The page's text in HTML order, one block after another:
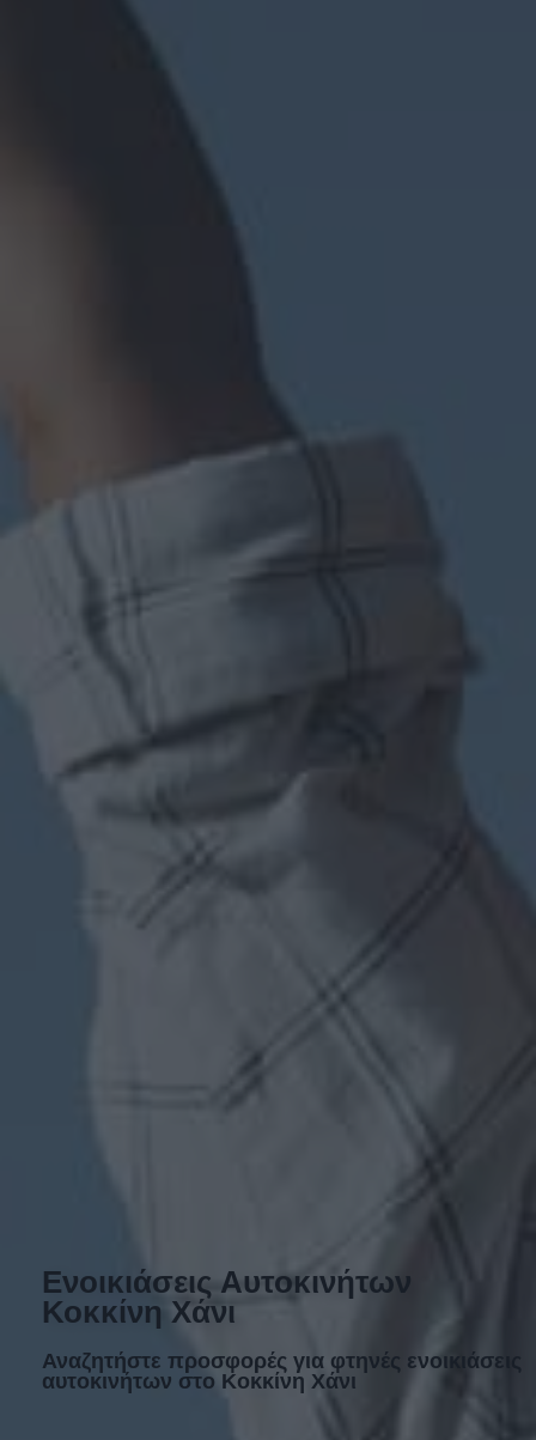
Ενοικιάσεις Αυτοκινήτων
Κοκκίνη Χάνι
Αναζητήστε προσφορές για φτηνές ενοικιάσεις
αυτοκινήτων στο Κοκκίνη Χάνι